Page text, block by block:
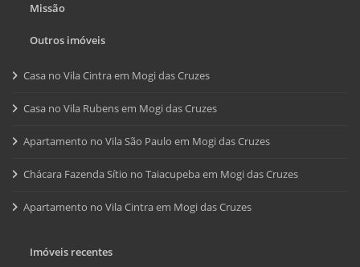
Missão
Outros imóveis
Casa no Vila Cintra em Mogi das Cruzes
Casa no Vila Rubens em Mogi das Cruzes
Apartamento no Vila São Paulo em Mogi das Cruzes
Chácara Fazenda Sítio no Taiacupeba em Mogi das Cruzes
Apartamento no Vila Cintra em Mogi das Cruzes
Imóveis recentes